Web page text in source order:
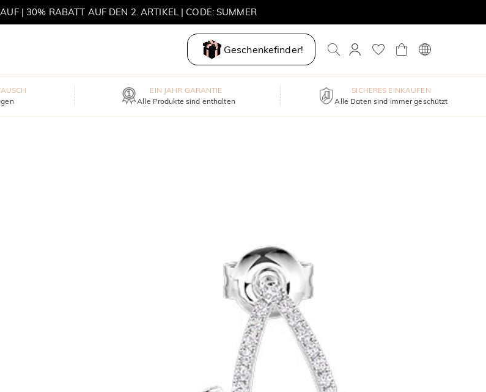
| 30% RABATT AUF DEN 2. ARTIKEL | CODE: SUMMER
Geschenkefinder!
EIN JAHR GARANTIE
Alle Produkte sind enthalten
SICHERES EINKAUFEN
Alle Daten sind immer geschützt